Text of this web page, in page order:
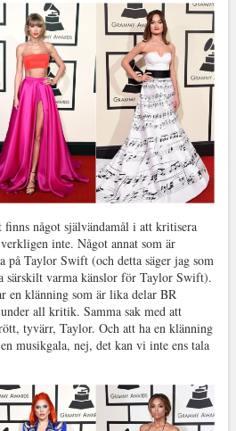
något självändamål i att kritisera
inte. Något annat som är
på Taylor Swift (och detta säger jag som
särskilt varma känslor för Taylor Swift).
en klänning som är lika delar BR
all kritik. Samma sak med att
tyvärr, Taylor. Och att ha en klänning
musikgala, nej, det kan vi inte ens tala